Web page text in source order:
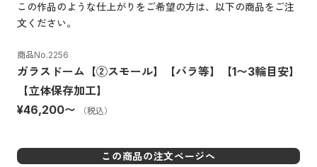
この作品のような仕上がりをご希望の方は、以下の商品をご注
文ください。
商品No.2256
ガラスドーム【②スモール】【バラ等】【1〜3輪目安】
【立体保存加工】
¥46,200〜 （税込）
この商品の注文ページへ